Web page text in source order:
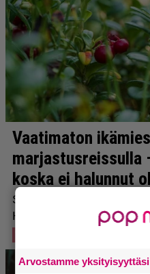
Arvostamme yksityisyyttäsi